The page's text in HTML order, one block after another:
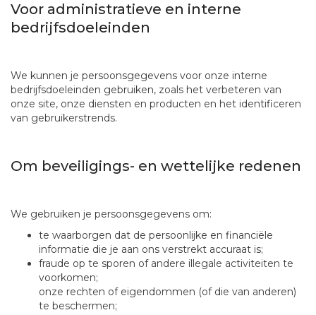
Voor administratieve en interne
bedrijfsdoeleinden
We kunnen je persoonsgegevens voor onze interne
bedrijfsdoeleinden gebruiken, zoals het verbeteren van
onze site, onze diensten en producten en het identificeren
van gebruikerstrends.
Om beveiligings- en wettelijke redenen
We gebruiken je persoonsgegevens om:
te waarborgen dat de persoonlijke en financiële
informatie die je aan ons verstrekt accuraat is;
fraude op te sporen of andere illegale activiteiten te
voorkomen;
onze rechten of eigendommen (of die van anderen)
te beschermen;